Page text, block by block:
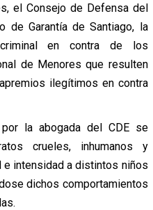
el Consejo de Defensa del
de Garantía de Santiago, la
en contra de los
de Menores que resulten
ilegítimos en contra
la abogada del CDE se
crueles, inhumanos y
intensidad a distintos niños
dichos comportamientos